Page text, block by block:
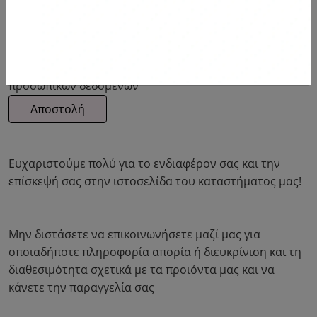
προσωπικών δεδομένων
Ευχαριστούμε πολύ για το ενδιαφέρον σας και την
επίσκεψή σας στην ιστοσελίδα του καταστήματος μας!
Μην διστάσετε να επικοινωνήσετε μαζί μας για
οποιαδήποτε πληροφορία απορία ή διευκρίνιση και τη
διαθεσιμότητα σχετικά με τα προιόντα μας και να
κάνετε την παραγγελία σας